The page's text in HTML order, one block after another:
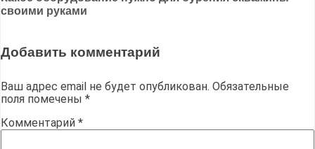
по
своими руками
Добавить комментарий
Ваш адрес email не будет опубликован. Обязательные
поля помечены *
Комментарий *